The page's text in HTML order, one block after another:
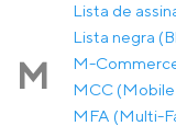
Lista de
Lista negra
M
M-
MCC
MFA (Multi-